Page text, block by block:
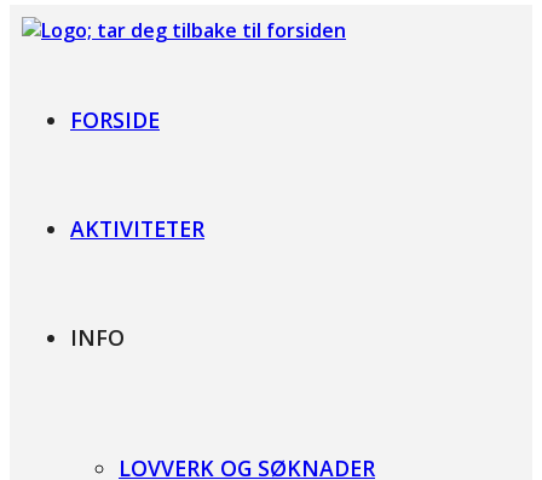
FORSIDE
AKTIVITETER
INFO
LOVVERK OG SØKNADER